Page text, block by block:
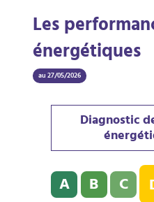
Les
énergétiques
au 27/05/2026
Diagnostic
Diagnostic de
A B C